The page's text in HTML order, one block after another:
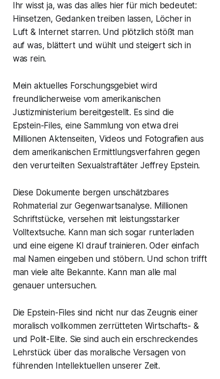
Ihr wisst ja, was das alles hier für mich bedeutet:
Hinsetzen, Gedanken treiben lassen, Löcher in
Luft & Internet starren. Und plötzlich stößt man
auf was, blättert und wühlt und steigert sich in
was rein.
Mein aktuelles Forschungsgebiet wird
freundlicherweise vom amerikanischen
Justizministerium bereitgestellt. Es sind die
Epstein-Files, eine Sammlung von etwa drei
Millionen Aktenseiten, Videos und Fotografien aus
dem amerikanischen Ermittlungsverfahren gegen
den verurteilten Sexualstraftäter Jeffrey Epstein.
Diese Dokumente bergen unschätzbares
Rohmaterial zur Gegenwartsanalyse. Millionen
Schriftstücke, versehen mit leistungsstarker
Volltextsuche. Kann man sich sogar runterladen
und eine eigene KI drauf trainieren. Oder einfach
mal Namen eingeben und stöbern. Und schon trifft
man viele alte Bekannte. Kann man alle mal
genauer untersuchen.
Die Epstein-Files sind nicht nur das Zeugnis einer
moralisch vollkommen zerrütteten Wirtschafts- &
und Polit-Elite. Sie sind auch ein erschreckendes
Lehrstück über das moralische Versagen von
führenden Intellektuellen unserer Zeit.